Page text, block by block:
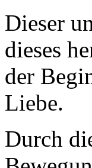
Dieser
dieses
der
Liebe.
Durch